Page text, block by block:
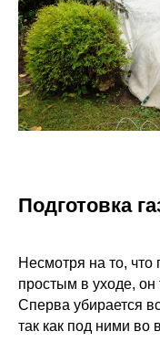
Подготовка
Несмотря на то, что
простым в уходе, он
Сперва убирается
так как под ними во